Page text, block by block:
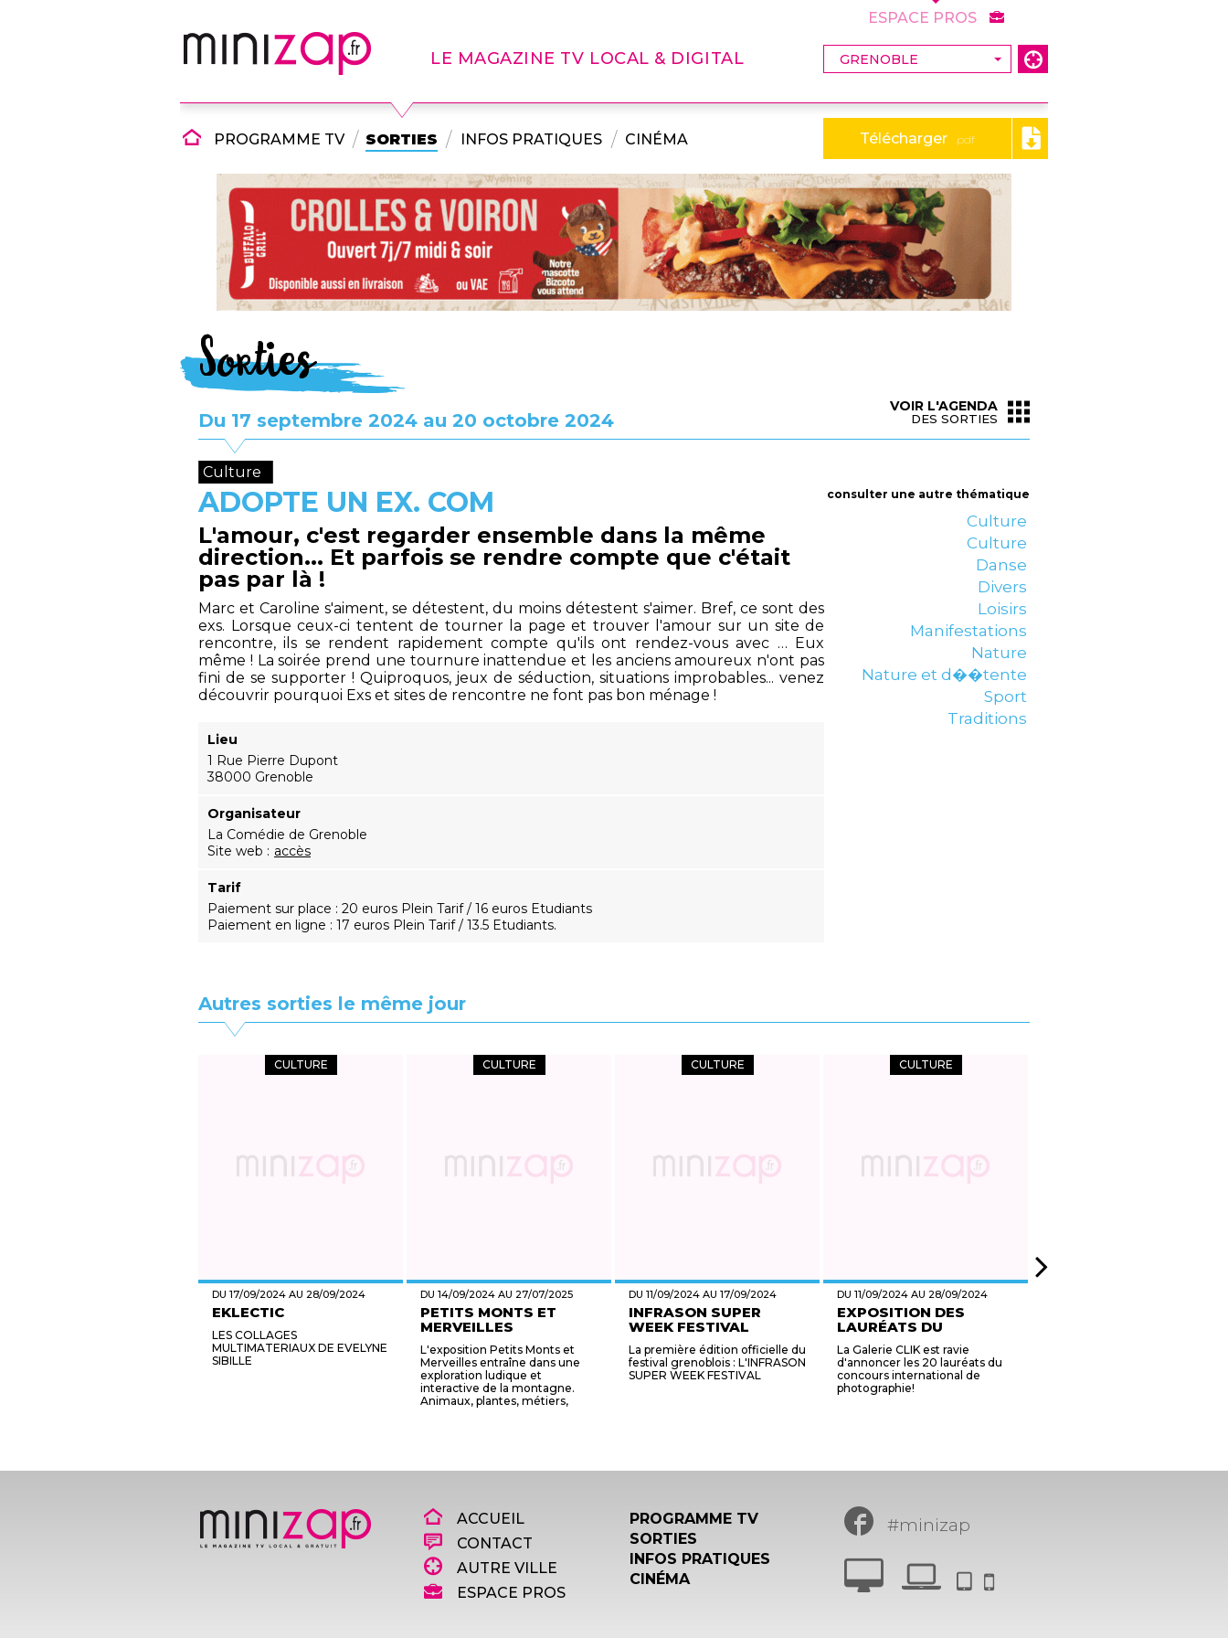
LE MAGAZINE TV LOCAL & DIGITAL
PROGRAMME TV SORTIES INFOS PRATIQUES CINÉMA Télécharger .pdf
ESPACE PROS
Sorties
Du 17 septembre 2024 au 20 octobre 2024
VOIR L'AGENDA
DES SORTIES
Culture
ADOPTE UN EX. COM
L'amour, c'est regarder ensemble dans la même
direction... Et parfois se rendre compte que c'était
pas par là !
Marc et Caroline s'aiment, se détestent, du moins détestent s'aimer. Bref, ce sont des
exs. Lorsque ceux-ci tentent de tourner la page et trouver l'amour sur un site de
rencontre, ils se rendent rapidement compte qu'ils ont rendez-vous avec … Eux
même ! La soirée prend une tournure inattendue et les anciens amoureux n'ont pas
fini de se supporter ! Quiproquos, jeux de séduction, situations improbables... venez
découvrir pourquoi Exs et sites de rencontre ne font pas bon ménage !
Lieu
1 Rue Pierre Dupont
38000 Grenoble
Organisateur
La Comédie de Grenoble
Site web
accès
Tarif
Paiement sur place : 20 euros Plein Tarif / 16 euros Etudiants
Paiement en ligne : 17 euros Plein Tarif / 13.5 Etudiants.
consulter une autre thématique
Culture
Culture
Danse
Divers
Loisirs
Manifestations
Nature
Nature et d��tente
Sport
Traditions
Autres sorties le même jour
CULTURE
DU 17/09/2024 AU 28/09/2024
EKLECTIC
LES COLLAGES
MULTIMATERIAUX DE EVELYNE
SIBILLE
CULTURE
DU 14/09/2024 AU 27/07/2025
PETITS MONTS ET
MERVEILLES
L'exposition Petits Monts et
Merveilles entraîne dans une
exploration ludique et
interactive de la montagne.
Animaux, plantes, métiers,
CULTURE
DU 11/09/2024 AU 17/09/2024
INFRASON SUPER
WEEK FESTIVAL
La première édition officielle du
festival grenoblois : L'INFRASON
SUPER WEEK FESTIVAL
CULTURE
DU 11/09/2024 AU 28/09/2024
EXPOSITION DES
LAURÉATS DU
CONCOURS...
La Galerie CLIK est ravie
d'annoncer les 20 lauréats du
concours international de
photographie!
ACCUEIL
CONTACT
AUTRE VILLE
ESPACE PROS
PROGRAMME TV
SORTIES
INFOS PRATIQUES
CINÉMA
#minizap